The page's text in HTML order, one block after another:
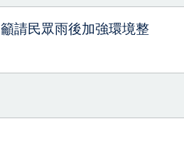
請民眾雨後加強環境整